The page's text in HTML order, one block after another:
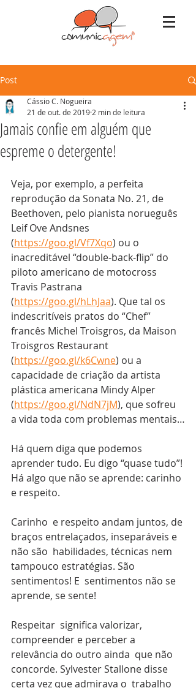
Post
Jamais confie em alguém que
espreme o detergente!
Cássio C. Nogueira
21 de out. de 2019 2 min de leitura
Veja, por exemplo, a perfeita
reprodução da Sonata No. 21, de
Beethoven, pelo pianista norueguês
Leif Ove Andsnes
(https://goo.gl/Vf7Xqo) ou o
inacreditável “double-back-flip” do
piloto americano de motocross
Travis Pastrana
(https://goo.gl/hLhJaa). Que tal os
indescritíveis pratos do “Chef”
francês Michel Troisgros, da Maison
Troisgros Restaurant
(https://goo.gl/k6Cwne) ou a
capacidade de criação da artista
plástica americana Mindy Alper
(https://goo.gl/NdN7jM), que sofreu
a vida toda com problemas mentais…
Há quem diga que podemos
aprender tudo. Eu digo “quase tudo”!
Há algo que não se aprende: carinho
e respeito.
Carinho  e respeito andam juntos, de
braços entrelaçados, inseparáveis e
não são  habilidades, técnicas nem
tampouco estratégias. São
sentimentos! E  sentimentos não se
aprende, se sente!
Respeitar  significa valorizar,
compreender e perceber a
relevância do outro ainda  que não
concorde. Sylvester Stallone disse
certa vez que admirava o  trabalho